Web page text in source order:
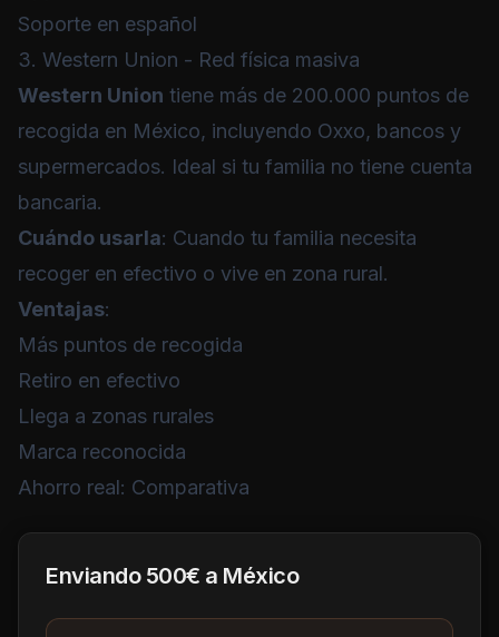
Soporte en español
3. Western Union - Red física masiva
Western Union tiene más de 200.000 puntos de
recogida en México, incluyendo Oxxo, bancos y
supermercados. Ideal si tu familia no tiene cuenta
bancaria.
Cuándo usarla: Cuando tu familia necesita
recoger en efectivo o vive en zona rural.
Ventajas:
Más puntos de recogida
Retiro en efectivo
Llega a zonas rurales
Marca reconocida
Ahorro real: Comparativa
Enviando 500€ a México